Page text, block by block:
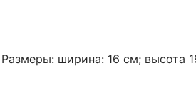
ширина: 16 см; высота